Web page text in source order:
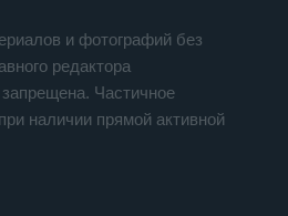
и фотографий без
редактора
Частичное
наличии прямой активной